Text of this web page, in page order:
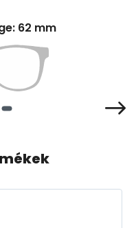
62 mm